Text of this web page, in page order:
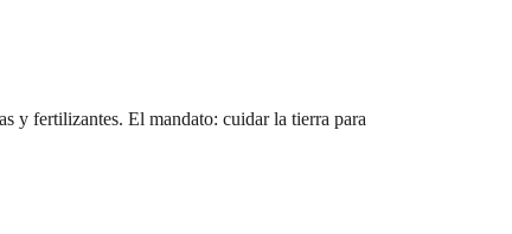
y fertilizantes. El mandato: cuidar la tierra para